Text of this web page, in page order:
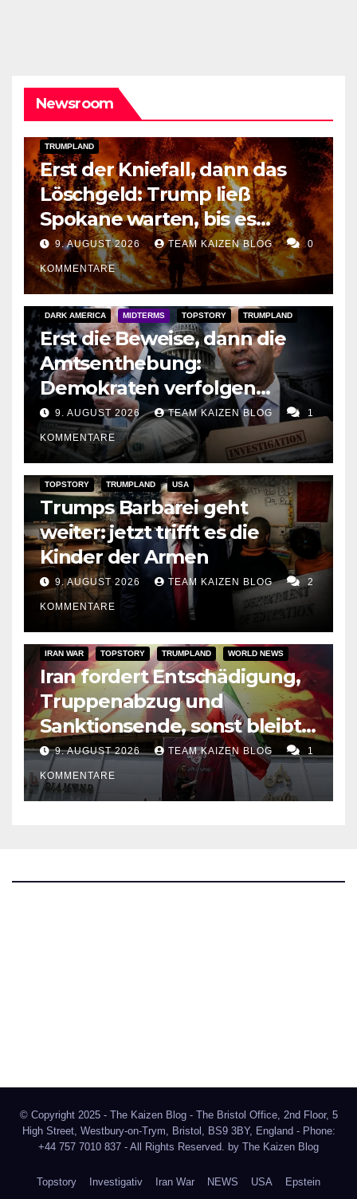
Newsroom
DARK AMERICA KAIZEN FLASHPOINT TOPSTORY
TRUMPLAND
Erst der Kniefall, dann das
Löschgeld: Trump ließ
Spokane warten, bis es
brannte
9. AUGUST 2026 TEAM KAIZEN BLOG 0
KOMMENTARE
DARK AMERICA MIDTERMS TOPSTORY TRUMPLAND
Erst die Beweise, dann die
Amtsenthebung:
Demokraten verfolgen
Trumps Geldspur und
bereiten den Angriff auf
seine Präsidentschaft vor
9. AUGUST 2026 TEAM KAIZEN BLOG 1
KOMMENTARE
TOPSTORY TRUMPLAND USA
Trumps Barbarei geht
weiter: jetzt trifft es die
Kinder der Armen
9. AUGUST 2026 TEAM KAIZEN BLOG 2
KOMMENTARE
IRAN WAR TOPSTORY TRUMPLAND WORLD NEWS
Iran fordert Entschädigung,
Truppenabzug und
Sanktionsende, sonst bleibt
Hormus zu
9. AUGUST 2026 TEAM KAIZEN BLOG 1
KOMMENTARE
© Copyright 2025 - The Kaizen Blog - The Bristol Office, 2nd Floor, 5
High Street, Westbury-on-Trym, Bristol, BS9 3BY, England - Phone:
+44 757 7010 837 - All Rights Reserved. by The Kaizen Blog
Topstory Investigativ Iran War NEWS USA Epstein